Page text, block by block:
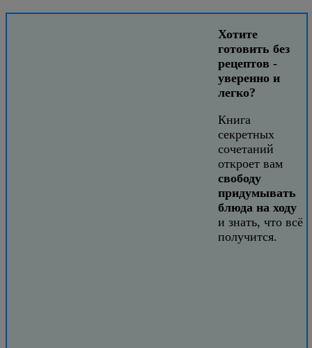
Хотите
готовить без
рецептов -
уверенно и
легко?
Книга
секретных
сочетаний
откроет вам
свободу
придумывать
блюда на ходу
и знать, что всё
получится.